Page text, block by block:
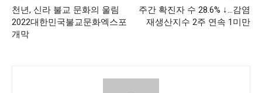
천년, 신라 불교 문화의 울림
2022대한민국불교문화엑스포
개막
주간 확진자 수 28.6% ↓…감염
재생산지수 2주 연속 1미만